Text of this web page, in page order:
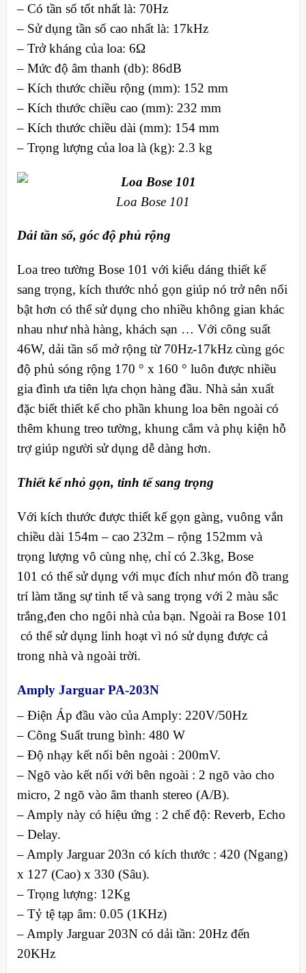
– Có tần số tốt nhất là: 70Hz
– Sử dụng tần số cao nhất là: 17kHz
– Trở kháng của loa: 6Ω
– Mức độ âm thanh (db): 86dB
– Kích thước chiều rộng (mm): 152 mm
– Kích thước chiều cao (mm): 232 mm
– Kích thước chiều dài (mm): 154 mm
– Trọng lượng của loa là (kg): 2.3 kg
Loa Bose 101
Dải tần số, góc độ phủ rộng
Loa treo tường Bose 101 với kiểu dáng thiết kế
sang trọng, kích thước nhỏ gọn giúp nó trở nên nổi
bật hơn có thể sử dụng cho nhiều không gian khác
nhau như nhà hàng, khách sạn … Với công suất
46W, dải tần số mở rộng từ 70Hz-17kHz cùng góc
độ phủ sóng rộng 170 ° x 160 ° luôn được nhiều
gia đình ưa tiên lựa chọn hàng đầu. Nhà sản xuất
đặc biết thiết kế cho phần khung loa bên ngoài có
thêm khung treo tường, khung cắm và phụ kiện hỗ
trợ giúp người sử dụng dễ dàng hơn.
Thiết kế nhỏ gọn, tinh tế sang trọng
Với kích thước được thiết kế gọn gàng, vuông vắn
chiều dài 154m – cao 232m – rộng 152mm và
trọng lượng vô cùng nhẹ, chỉ có 2.3kg, Bose
101 có thể sử dụng với mục đích như món đồ trang
trí làm tăng sự tinh tế và sang trọng với 2 màu sắc
trắng,đen cho ngôi nhà của bạn. Ngoài ra Bose 101
có thể sử dụng linh hoạt vì nó sử dụng được cả
trong nhà và ngoài trời.
Amply Jarguar PA-203N
– Điện Áp đầu vào của Amply: 220V/50Hz
– Công Suất trung bình: 480 W
– Độ nhạy kết nối bên ngoài : 200mV.
– Ngõ vào kết nối với bên ngoài : 2 ngõ vào cho
micro, 2 ngõ vào âm thanh stereo (A/B).
– Amply này có hiệu ứng : 2 chế độ: Reverb, Echo
– Delay.
– Amply Jarguar 203n có kích thước : 420 (Ngang)
x 127 (Cao) x 330 (Sâu).
– Trọng lượng: 12Kg
– Tỷ tệ tạp âm: 0.05 (1KHz)
– Amply Jarguar 203N có dải tần: 20Hz đến
20KHz